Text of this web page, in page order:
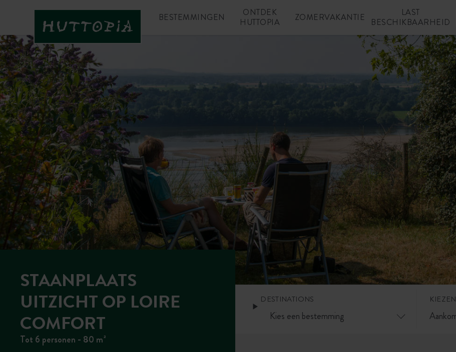
BESTEMMINGEN
ONTDEK
HUTTOPIA
ZOMERVAKANTIE
LAST
BESCHIKBAARHEID
STAANPLAATS
UITZICHT OP LOIRE
COMFORT
Tot 6 personen - 80 m²
DESTINATIONS KIEZEN